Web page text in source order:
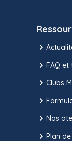
FAQ et
Clubs
Nos
Plan